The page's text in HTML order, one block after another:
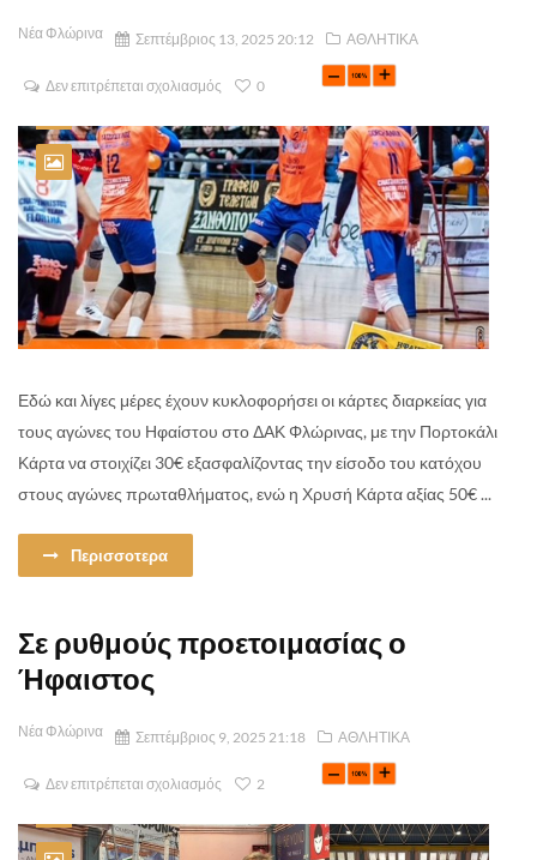
Νέα Φλώρινα Σεπτέμβριος 13, 2025 20:12 ΑΘΛΗΤΙΚΑ
Δεν επιτρέπεται σχολιασμός 0
Εδώ και λίγες μέρες έχουν κυκλοφορήσει οι κάρτες διαρκείας για
τους αγώνες του Ηφαίστου στο ΔΑΚ Φλώρινας, με την Πορτοκάλι
Κάρτα να στοιχίζει 30€ εξασφαλίζοντας την είσοδο του κατόχου
στους αγώνες πρωταθλήματος, ενώ η Χρυσή Κάρτα αξίας 50€ ...
Περισσοτερα
Σε ρυθμούς προετοιμασίας ο
Ήφαιστος
Νέα Φλώρινα Σεπτέμβριος 9, 2025 21:18 ΑΘΛΗΤΙΚΑ
Δεν επιτρέπεται σχολιασμός 2